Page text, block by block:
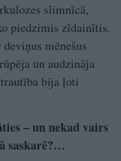
slimnīcā,
piedzimis zīdainītis.
mēnešus
un audzināja
bija ļoti
– un nekad vairs
saskarē?…